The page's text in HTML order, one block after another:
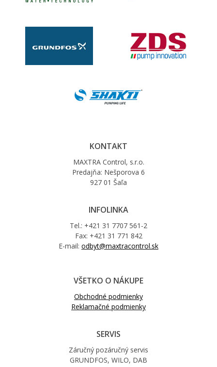
KONTAKT
MAXTRA Control, s.r.o.
Predajňa: Nešporova 6
927 01 Šaľa
INFOLINKA
Tel.: +421 31 7707 561-2
Fax: +421 31 771 842
E-mail: odbyt@maxtracontrol.sk
VŠETKO O NÁKUPE
Obchodné podmienky
Reklamačné podmienky
SERVIS
Záručný pozáručný servis
GRUNDFOS, WILO, DAB